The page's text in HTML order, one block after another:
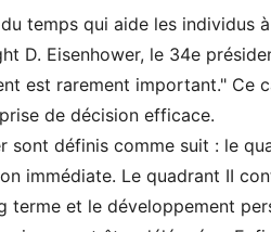
temps qui aide les individus
D. Eisenhower, le 34e
est rarement important." Ce
de décision efficace.
sont définis comme suit : le
immédiate. Le quadrant II
et le développement